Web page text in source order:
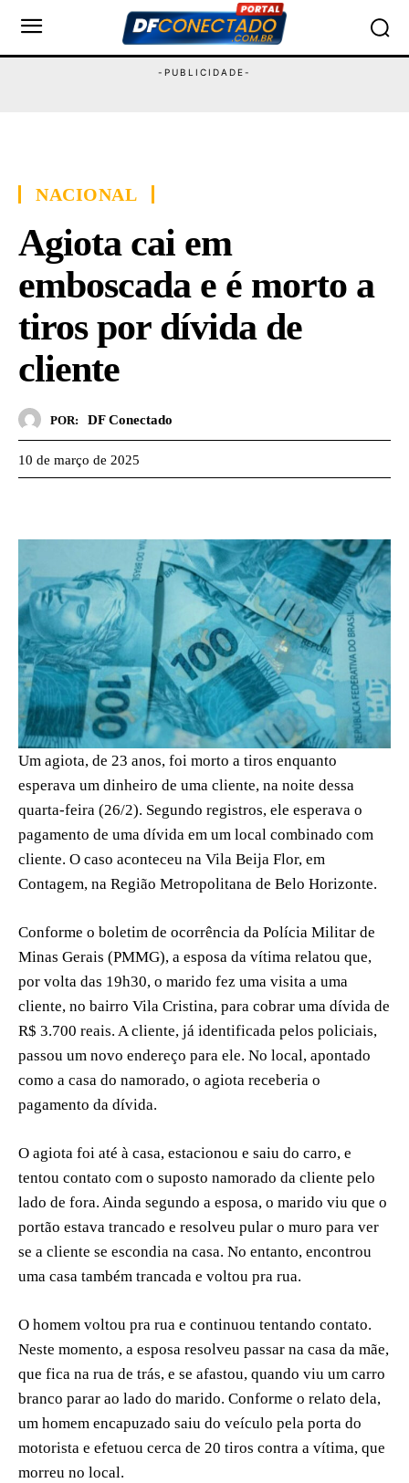
NACIONAL
Agiota cai em
emboscada e é morto a
tiros por dívida de
cliente
POR: DF Conectado
10 de março de 2025
Um agiota, de 23 anos, foi morto a tiros enquanto
esperava um dinheiro de uma cliente, na noite dessa
quarta-feira (26/2). Segundo registros, ele esperava o
pagamento de uma dívida em um local combinado com
cliente. O caso aconteceu na Vila Beija Flor, em
Contagem, na Região Metropolitana de Belo Horizonte.
Conforme o boletim de ocorrência da Polícia Militar de
Minas Gerais (PMMG), a esposa da vítima relatou que,
por volta das 19h30, o marido fez uma visita a uma
cliente, no bairro Vila Cristina, para cobrar uma dívida de
R$ 3.700 reais. A cliente, já identificada pelos policiais,
passou um novo endereço para ele. No local, apontado
como a casa do namorado, o agiota receberia o
pagamento da dívida.
O agiota foi até à casa, estacionou e saiu do carro, e
tentou contato com o suposto namorado da cliente pelo
lado de fora. Ainda segundo a esposa, o marido viu que o
portão estava trancado e resolveu pular o muro para ver
se a cliente se escondia na casa. No entanto, encontrou
uma casa também trancada e voltou pra rua.
O homem voltou pra rua e continuou tentando contato.
Neste momento, a esposa resolveu passar na casa da mãe,
que fica na rua de trás, e se afastou, quando viu um carro
branco parar ao lado do marido. Conforme o relato dela,
um homem encapuzado saiu do veículo pela porta do
motorista e efetuou cerca de 20 tiros contra a vítima, que
morreu no local.